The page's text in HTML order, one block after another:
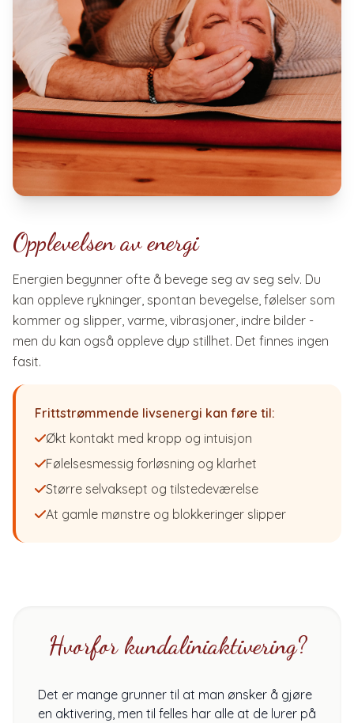
Opplevelsen av energi
Energien begynner ofte å bevege seg av seg selv. Du
kan oppleve rykninger, spontan bevegelse, følelser som
kommer og slipper, varme, vibrasjoner, indre bilder -
men du kan også oppleve dyp stillhet. Det finnes ingen
fasit.
Frittstrømmende livsenergi kan føre til:
Økt kontakt med kropp og intuisjon
Følelsesmessig forløsning og klarhet
Større selvaksept og tilstedeværelse
At gamle mønstre og blokkeringer slipper
Hvorfor kundaliniaktivering?
Det er mange grunner til at man ønsker å gjøre
en aktivering, men til felles har alle at de lurer på